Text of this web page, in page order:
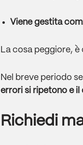
Viene gestita
La cosa peggiore,
Nel breve periodo
errori si ripetono e il
Richiedi